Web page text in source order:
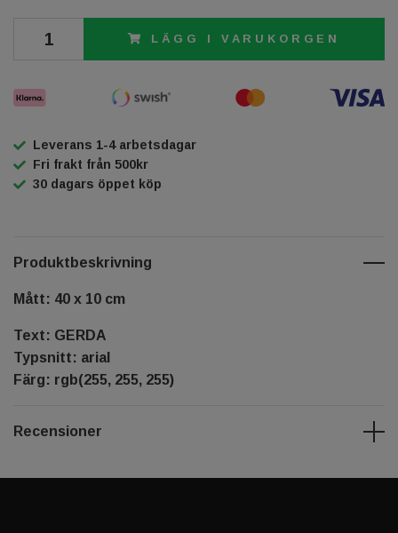
LÄGG I VARUKORGEN
Leverans 1-4 arbetsdagar
Fri frakt från 500kr
30 dagars öppet köp
Produktbeskrivning
Mått: 40 x 10 cm
Text: GERDA
Typsnitt: arial
Färg: rgb(255, 255, 255)
Recensioner